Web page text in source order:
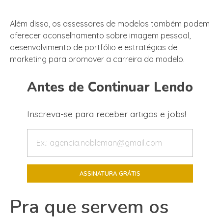
Além disso, os assessores de modelos também podem
oferecer aconselhamento sobre imagem pessoal,
desenvolvimento de portfólio e estratégias de
marketing para promover a carreira do modelo.
Antes de Continuar Lendo
Inscreva-se para receber artigos e jobs!
Pra que servem os